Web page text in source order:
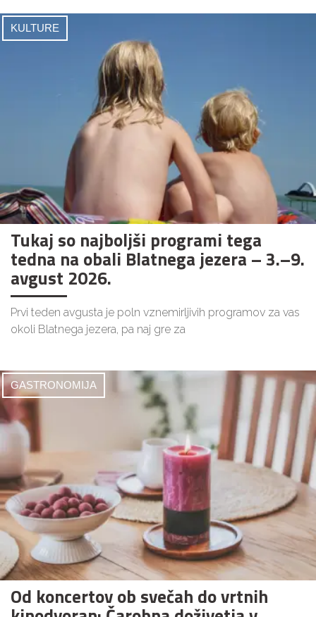
KULTURE
Tukaj so najboljši programi tega
tedna na obali Blatnega jezera – 3.–9.
avgust 2026.
Prvi teden avgusta je poln vznemirljivih programov za vas
okoli Blatnega jezera, pa naj gre za
GASTRONOMIJA
Od koncertov ob svečah do vrtnih